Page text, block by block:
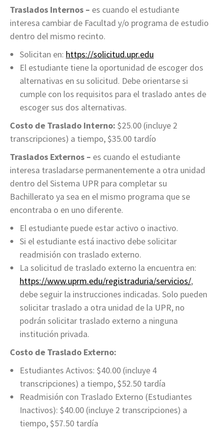
Traslados Internos – es cuando el estudiante
interesa cambiar de Facultad y/o programa de estudio
dentro del mismo recinto.
Solicitan en: https://solicitud.upr.edu
El estudiante tiene la oportunidad de escoger dos
alternativas en su solicitud. Debe orientarse si
cumple con los requisitos para el traslado antes de
escoger sus dos alternativas.
Costo de Traslado Interno: $25.00 (incluye 2
transcripciones) a tiempo, $35.00 tardío
Traslados Externos – es cuando el estudiante
interesa trasladarse permanentemente a otra unidad
dentro del Sistema UPR para completar su
Bachillerato ya sea en el mismo programa que se
encontraba o en uno diferente.
El estudiante puede estar activo o inactivo.
Si el estudiante está inactivo debe solicitar
readmisión con traslado externo.
La solicitud de traslado externo la encuentra en:
https://www.uprm.edu/registraduria/servicios/,
debe seguir la instrucciones indicadas. Solo pueden
solicitar traslado a otra unidad de la UPR, no
podrán solicitar traslado externo a ninguna
institución privada.
Costo de Traslado Externo:
Estudiantes Activos: $40.00 (incluye 4
transcripciones) a tiempo, $52.50 tardía
Readmisión con Traslado Externo (Estudiantes
Inactivos): $40.00 (incluye 2 transcripciones) a
tiempo, $57.50 tardía